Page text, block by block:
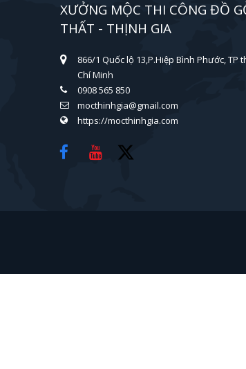
XƯỞNG MỘC THI CÔNG ĐỒ
THẤT - THỊNH GIA
866/1 Quốc lộ 13,P.Hiệp Bình Phước, TP
Chí Minh
0908 565 850
mocthinhgia@gmail.com
https://mocthinhgia.com